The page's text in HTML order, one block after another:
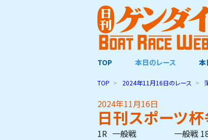
TOP 本日のレース 本
TOP 2024年11月16日のレース
2024年11月16日
日刊スポーツ
1R 一般戦 一般戦